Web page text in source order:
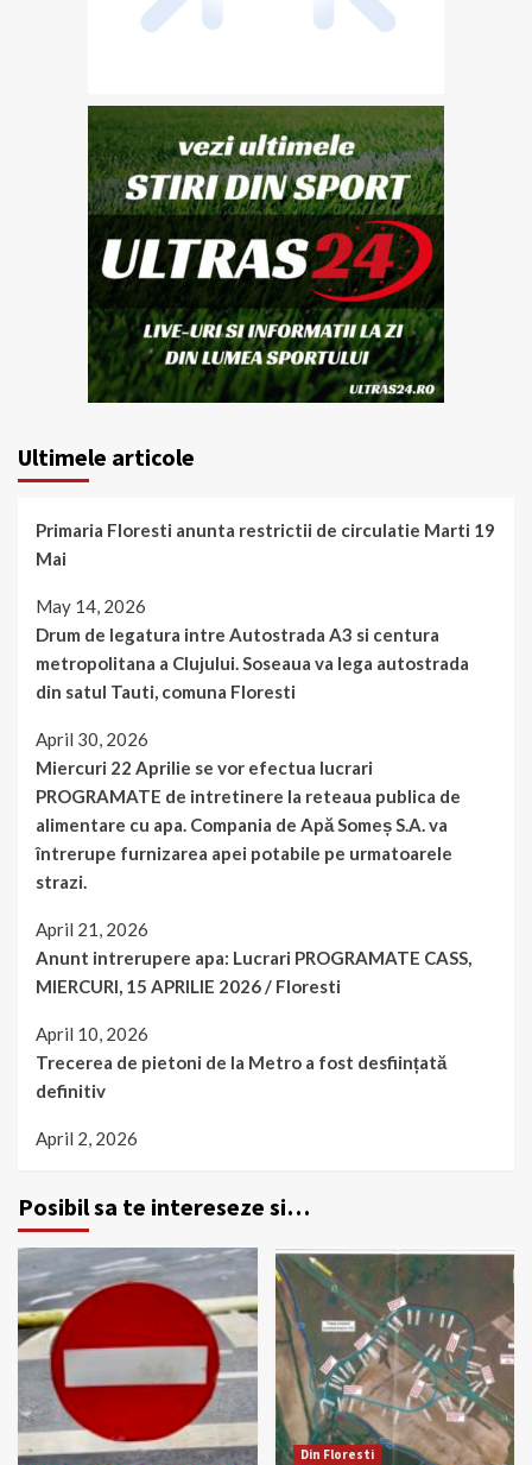
Ultimele articole
Primaria Floresti anunta restrictii de circulatie Marti 19
Mai
May 14, 2026
Drum de legatura intre Autostrada A3 si centura
metropolitana a Clujului. Soseaua va lega autostrada
din satul Tauti, comuna Floresti
April 30, 2026
Miercuri 22 Aprilie se vor efectua lucrari
PROGRAMATE de intretinere la reteaua publica de
alimentare cu apa. Compania de Apă Someș S.A. va
întrerupe furnizarea apei potabile pe urmatoarele
strazi.
April 21, 2026
Anunt intrerupere apa: Lucrari PROGRAMATE CASS,
MIERCURI, 15 APRILIE 2026 / Floresti
April 10, 2026
Trecerea de pietoni de la Metro a fost desființată
definitiv
April 2, 2026
Posibil sa te intereseze si…
Din Floresti